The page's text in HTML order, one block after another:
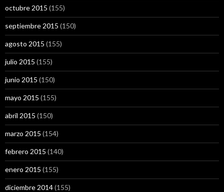
octubre 2015 (155)
septiembre 2015 (150)
agosto 2015 (155)
julio 2015 (155)
junio 2015 (150)
mayo 2015 (155)
abril 2015 (150)
marzo 2015 (154)
febrero 2015 (140)
enero 2015 (155)
diciembre 2014(155)